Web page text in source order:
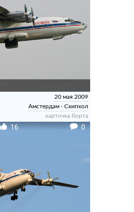
20 мая 2009
Амстердам - Схипхол
карточка борта
16 0